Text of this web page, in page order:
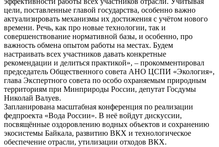
цели, поставленные главой государства, особенно важно
актуализировать механизмы их достижения с учётом нового
времени. Речь, как про новые технологии, так и
совершенствование нормативной базы, и особенно, про
важность обмена опытом работы на местах. Будем
настраивать всех участников давать конкретные
рекомендации и делиться практикой», – прокомментировал
председатель Общественного совета АНО ЦСПИ «Экология»,
глава Экспертного совета по особо охраняемым природным
территориям при Минприроды России, депутат Госдумы
Николай Валуев.
Запланирована масштабная конференция по реализации
федпроекта «Вода России». В неё войдут дискуссии,
посвящённые оздоровлению водных объектов и сохранению
экосистемы Байкала, развитию ВКХ и технологическое
обеспечение отрасли, утилизации отходов ВКХ.